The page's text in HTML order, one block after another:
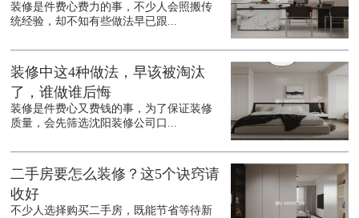
装修是件费心费力的事，不少人会照搬传
统经验，却不知有些做法早已跟...
装修中这4种做法，早该被淘汰
了，谁做谁后悔
装修是件费心又费钱的事，为了保证装修
质量，会先筛选沈阳装修公司口...
二手房要怎么装修？这5个诀窍请
收好
不少人选择购买二手房，既能节省等待新